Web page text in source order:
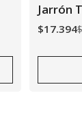
Agotado
Jarrón
$17.394